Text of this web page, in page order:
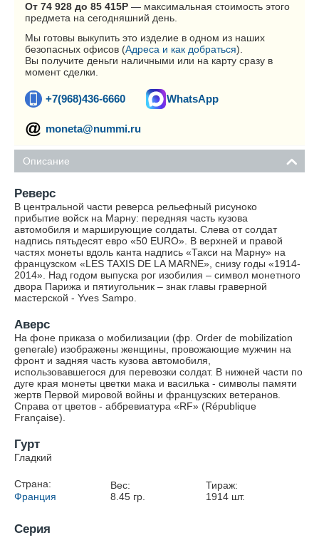
От 74 928 до 85 415Р — максимальная стоимость этого
предмета на сегодняшний день.
Мы готовы выкупить это изделие в одном из наших
безопасных офисов (Адреса и как добраться).
Вы получите деньги наличными или на карту сразу в
момент сделки.
+7(968)436-6660 WhatsApp
moneta@nummi.ru
Описание
Реверс
В центральной части реверса рельефный рисуноко
прибытие войск на Марну: передняя часть кузова
автомобиля и марширующие солдаты. Слева от солдат
надпись пятьдесят евро «50 EURO». В верхней и правой
частях монеты вдоль канта надпись «Такси на Марну» на
французском «LES TAXIS DE LA MARNE», снизу годы «1914-
2014». Над годом выпуска рог изобилия – символ монетного
двора Парижа и пятиугольник – знак главы граверной
мастерской - Yves Sampo.
Аверс
На фоне приказа о мобилизации (фр. Order de mobilization
generale) изображены женщины, провожающие мужчин на
фронт и задняя часть кузова автомобиля,
использовавшегося для перевозки солдат. В нижней части по
дуге края монеты цветки мака и василька - символы памяти
жертв Первой мировой войны и французских ветеранов.
Справа от цветов - аббревиатура «RF» (République
Française).
Гурт
Гладкий
Страна:
Франция
Вес:
8.45гр.
Тираж:
1914 шт.
Серия